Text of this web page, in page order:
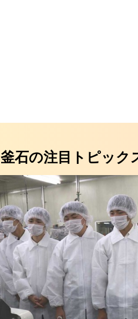
釜石の注目トピック